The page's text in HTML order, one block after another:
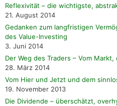
Reflexivität – die wichtigste,
21. August 2014
Gedanken zum langfristigen
des Value-Investing
3. Juni 2014
Der Weg des Traders – Vom
28. März 2014
Vom Hier und Jetzt und dem
19. November 2013
Die Dividende – überschätzt,